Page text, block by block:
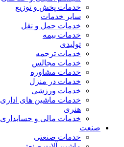
خدمات پخش و توزیع
سایر خدمات
خدمات حمل و نقل
خدمات بیمه
تولیدی
خدمات ترجمه
خدمات مجالس
خدمات مشاوره
خدمات در منزل
خدمات ورزشی
خدمات ماشین های اداری
هنری
خدمات مالی و حسابداری
صنعت
خدمات صنعتی